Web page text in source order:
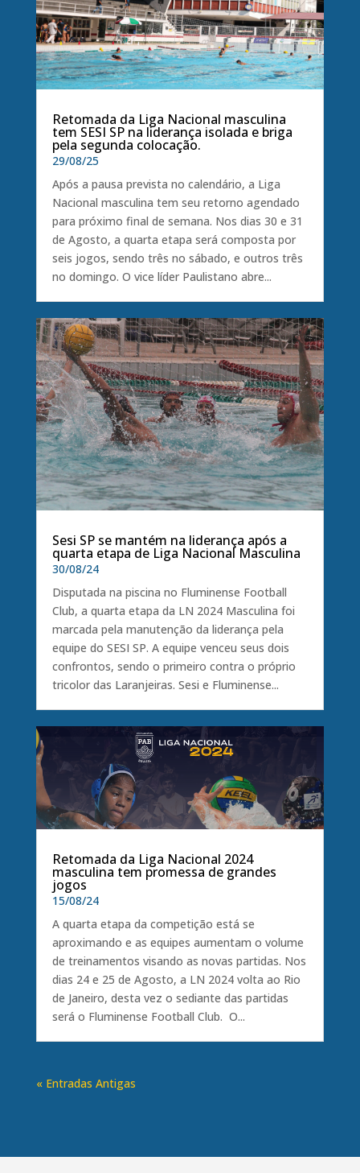
Retomada da Liga Nacional masculina
tem SESI SP na liderança isolada e briga
pela segunda colocação.
29/08/25
Após a pausa prevista no calendário, a Liga
Nacional masculina tem seu retorno agendado
para próximo final de semana. Nos dias 30 e 31
de Agosto, a quarta etapa será composta por
seis jogos, sendo três no sábado, e outros três
no domingo. O vice líder Paulistano abre...
Sesi SP se mantém na liderança após a
quarta etapa de Liga Nacional Masculina
30/08/24
Disputada na piscina no Fluminense Football
Club, a quarta etapa da LN 2024 Masculina foi
marcada pela manutenção da liderança pela
equipe do SESI SP. A equipe venceu seus dois
confrontos, sendo o primeiro contra o próprio
tricolor das Laranjeiras. Sesi e Fluminense...
Retomada da Liga Nacional 2024
masculina tem promessa de grandes
jogos
15/08/24
A quarta etapa da competição está se
aproximando e as equipes aumentam o volume
de treinamentos visando as novas partidas. Nos
dias 24 e 25 de Agosto, a LN 2024 volta ao Rio
de Janeiro, desta vez o sediante das partidas
será o Fluminense Football Club. O...
« Entradas Antigas